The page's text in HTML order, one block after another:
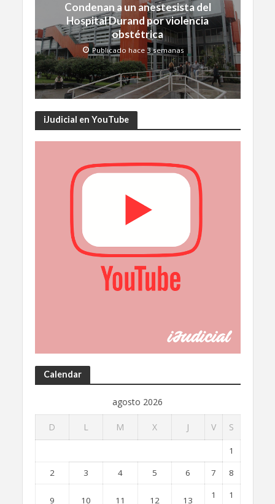
Condenan a un anestesista del
Hospital Durand por violencia
obstétrica
Publicado hace 3 semanas
iJudicial en YouTube
Calendar
agosto 2026
D L M X J V S
1
2
3 4 5 6 7 8
9 10 11 12 13
1
1